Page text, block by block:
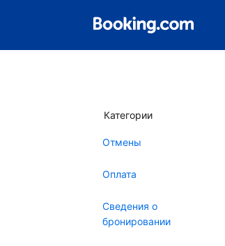
Категории
Отмены
Оплата
Сведения о
бронировании